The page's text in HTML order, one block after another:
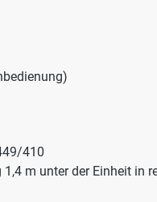
410
m unter der Einheit in